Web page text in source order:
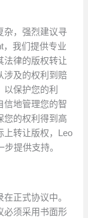
杂，强烈建议寻
，我们提供专业
法律的版权转让
涉及的权利到赔
保护您的利
信地管理您的智
您的权利得到高
上转让版权，Leo
提供支持。
正式协议中。
必须采用书面形